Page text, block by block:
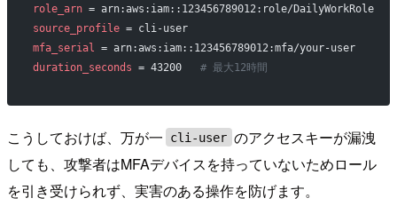
role_arn = arn:aws:iam::123456789012:role/DailyWorkRole
source_profile = cli-user
mfa_serial
= arn:aws:iam::123456789012:mfa/your-user
duration_seconds = 43200 # 最大12時間
こうしておけば、万が一 cli-user のアクセスキーが漏洩
しても、攻撃者はMFAデバイスを持っていないためロール
を引き受けられず、実害のある操作を防げます。